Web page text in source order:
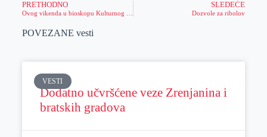
PRETHODNO SLEDEĆE
Dozvole za ribolov
POVEZANE vesti
VESTI
Dodatno učvršćene veze Zrenjanina i
bratskih gradova